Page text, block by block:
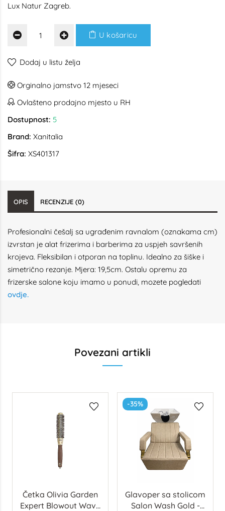
Lux Natur Zagreb.
U košaricu
Dodaj u listu želja
Orginalno jamstvo 12 mjeseci
Ovlašteno prodajno mjesto u RH
Dostupnost: 5
Brand: Xanitalia
Šifra: XS401317
OPIS RECENZIJE (0)
Profesionalni češalj sa ugrađenim ravnalom (oznakama cm)
izvrstan je alat frizerima i barberima za uspjeh savršenih
krojeva. Fleksibilan i otporan na toplinu. Idealno za šiške i
simetrično rezanje. Mjera: 19,5cm. Ostalu opremu za
frizerske salone koju imamo u ponudi, mozete pogledati
ovdje.
Povezani artikli
Četka Olivia Garden
Expert Blowout Wavy
-35%
Glavoper sa stolicom
Salon Wash Gold -